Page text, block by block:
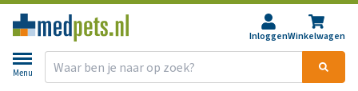
InloggenWinkelwagen
Menu